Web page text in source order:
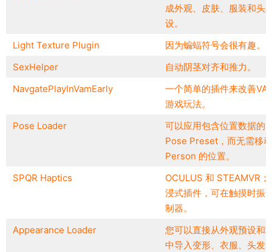
成外观、皮肤、服装和头
设。
Light Texture Plugin
因为蝙蝠符号会很有趣。
SexHelper
自动阴茎对齐和推力。
NavgatePlayInVamEarly
一个简单的插件来改善
游戏玩法。
Pose Loader
可以应用包含位置数据的
Pose Preset，而无需移动
Person 的位置。
SPQR Haptics
OCULUS 和 STEAMVR；
浸式插件，可在触摸时振
制器。
Appearance Loader
您可以直接从外观预设和
中导入变形、衣服、头发